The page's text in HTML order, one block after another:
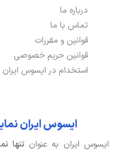
درباره ما
تماس با ما
قوانین و مقررات
قوانین حریم خصوصی
استخدام در ایسوس ایران
ایسوس ایران
ایسوس ایران به عنوان تنها